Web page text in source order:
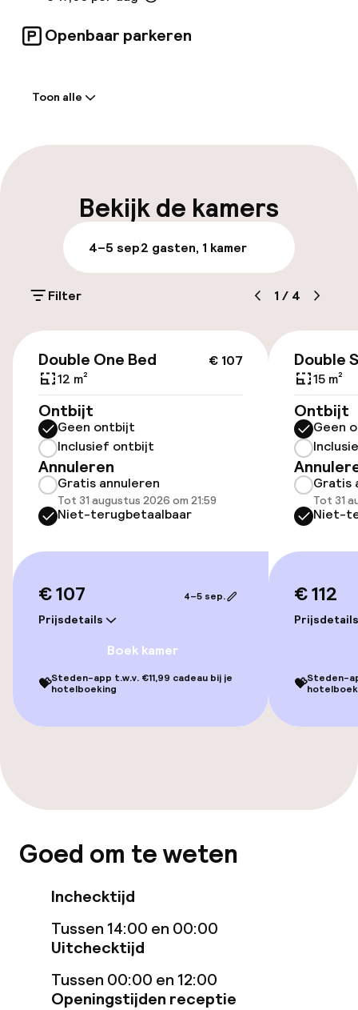
Openbaar parkeren
Meertalige medewerkers
Parkeren & mobiliteit
Parkeergelegenheid op eigen terrein
(buiten)
Openbaar parkeren
Toegankelijkheid
Lift
Voor toegankelijkheid
geoptimaliseerde kamers beschikbaar
Kamers
Voor toegankelijkheid
geoptimaliseerde kamers beschikbaar
Entertainment
Gratis wifi
Overal rookvrij
Toon alle
Bekijk de kamers
4–5 sep2 gasten, 1 kamer
Filter 1 / 4
€ 107
Double One Bed
12 m²
Ontbijt
Geen ontbijt
Inclusief ontbijt
Annuleren
Gratis annuleren
Tot 31 augustus 2026 om 21:59
Niet-terugbetaalbaar
€ 107
Prijsdetails
4–5 sep.
Boek kamer
💝Steden-app t.w.v. €11,99 cadeau bij je
hotelboeking
Double
15 m²
Ontbijt
Geen
Gratis
Tot 31
Niet-
€ 112
Prijsdetails
💝Steden-
Goed om te weten
Inchecktijd
Tussen 14:00 en 00:00
Uitchecktijd
Tussen 00:00 en 12:00
Openingstijden receptie